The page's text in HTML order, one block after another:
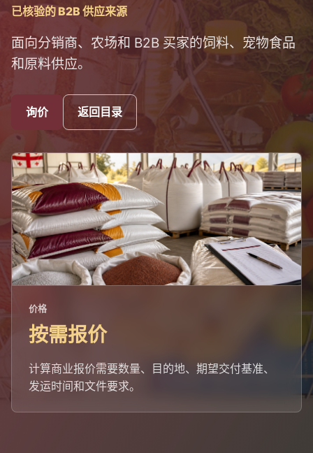
已核验的 B2B 供应来源
面向分销商、农场和 B2B 买家的饲料、宠物食品
和原料供应。
询价 返回目录
价格
按需报价
计算商业报价需要数量、目的地、期望交付基准、
发运时间和文件要求。